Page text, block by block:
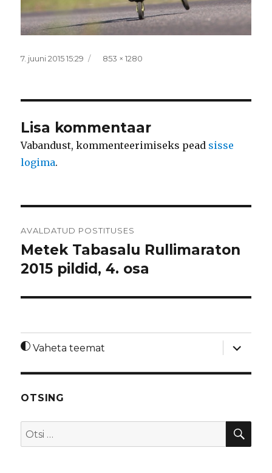
Postitatud
7. juuni 2015 15:29 Täissuurus
853 × 1280
Lisa kommentaar
Vabandust, kommenteerimiseks pead sisse
logima.
AVALDATUD POSTITUSES
Metek Tabasalu Rullimaraton
2015 pildid, 4. osa
Vaheta teemat
laienda
OTSING
Otsi: